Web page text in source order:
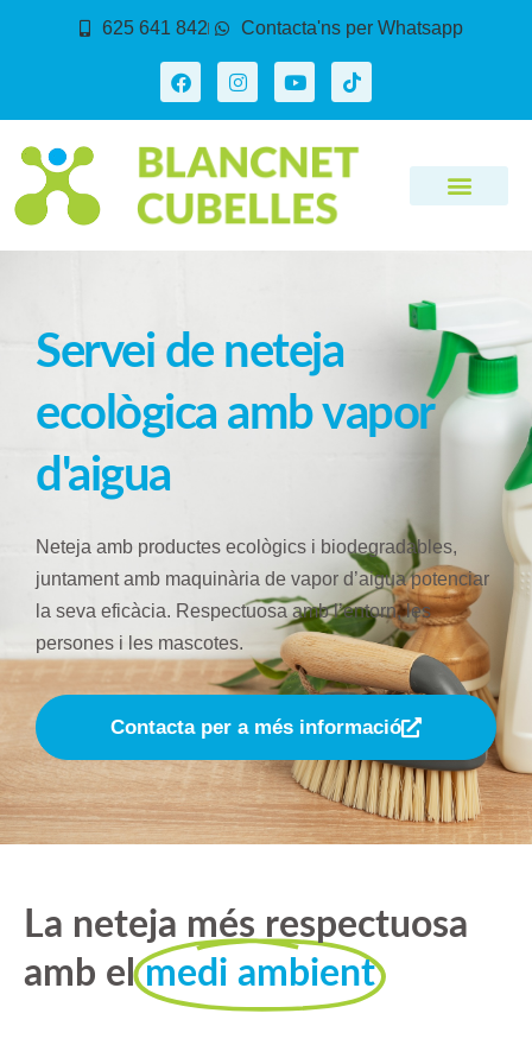
625 641 842 Contacta'ns per Whatsapp
Servei de neteja
ecològica amb vapor
d'aigua
Neteja amb productes ecològics i biodegradables,
juntament amb maquinària de vapor d’aigua potenciar
la seva eficàcia. Respectuosa amb l’entorn, les
persones i les mascotes.
Contacta per a més informació
La neteja més respectuosa
amb el medi ambient